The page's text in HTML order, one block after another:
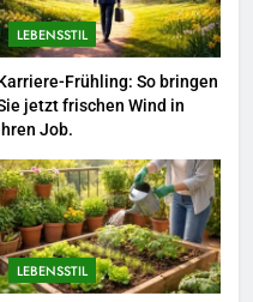
Sie Pastelltöne
Jahr.
Hersteller von
Qualität, Technologie
in einem
LEBENSSTIL
Frühling: So bringen
jetzt frischen Wind in
Job.
LEBENSSTIL